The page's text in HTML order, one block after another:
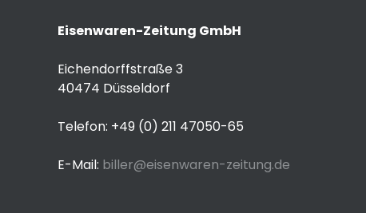
Eisenwaren-Zeitung GmbH
Eichendorffstraße 3
40474 Düsseldorf
Telefon: +49 (0) 211 47050-65
E-Mail: biller@eisenwaren-zeitung.de